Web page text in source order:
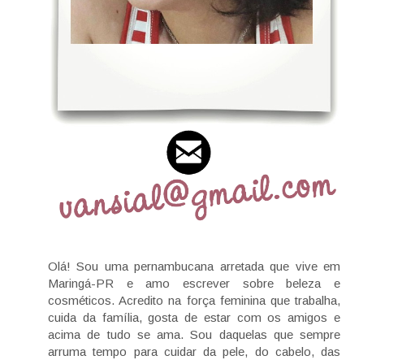
Olá! Sou uma pernambucana arretada que vive em
Maringá-PR e amo escrever sobre beleza e
cosméticos. Acredito na força feminina que trabalha,
cuida da família, gosta de estar com os amigos e
acima de tudo se ama. Sou daquelas que sempre
arruma tempo para cuidar da pele, do cabelo, das